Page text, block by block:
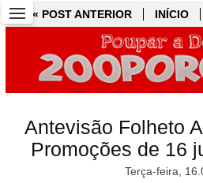
« POST ANTERIOR INÍCIO
Antevisão Folheto
Promoções de 16
Terça-feira,
« POST ANTERIOR INÍCIO